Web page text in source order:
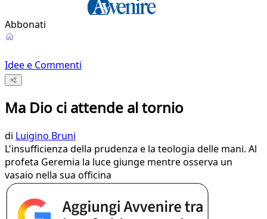
Abbonati
Idee e Commenti
Ma Dio ci attende al tornio
di Luigino Bruni
L'insufficienza della prudenza e la teologia delle mani. Al
profeta Geremia la luce giunge mentre osserva un
vasaio nella sua officina